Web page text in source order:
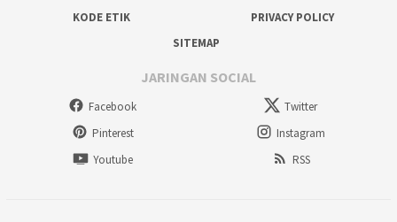
KODE ETIK
PRIVACY POLICY
SITEMAP
JARINGAN SOCIAL
Facebook
Twitter
Pinterest
Instagram
Youtube
RSS